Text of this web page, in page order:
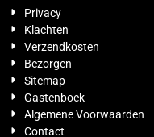
Privacy
Klachten
Verzendkosten
Bezorgen
Sitemap
Gastenboek
Algemene Voorwaarden
Contact